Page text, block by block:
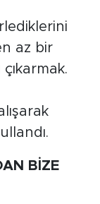
az bir
BİZE